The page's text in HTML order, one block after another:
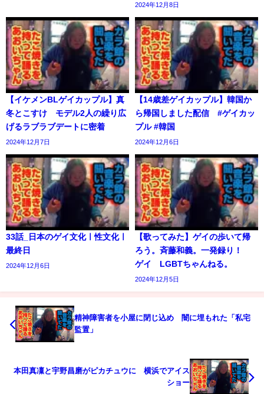
2024年12月8日
【イケメンBLゲイカップル】真
冬とこすけ モデル2人の繰り広
げるラブラブデートに密着
2024年12月7日
【14歳差ゲイカップル】韓国か
ら帰国しました配信 #ゲイカッ
プル #韓国
2024年12月6日
33話_日本のゲイ文化ㅣ性文化ㅣ
最終日
2024年12月6日
【歌ってみた】ゲイの歩いて帰
ろう。斉藤和義。一発録り！
ゲイ LGBTちゃんねる。
2024年12月5日
精神障害者を小屋に閉じ込め 闇に埋もれた「私宅
監置」
本田真凜と宇野昌磨がピカチュウに 横浜でアイス
ショー